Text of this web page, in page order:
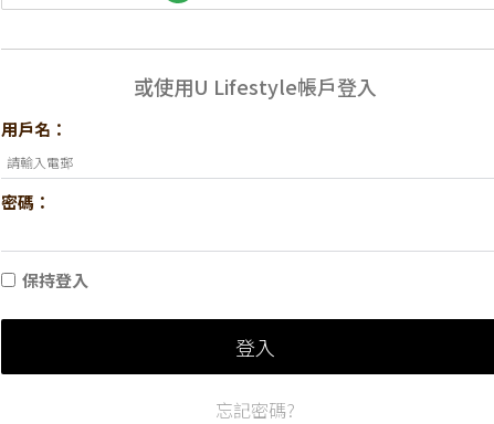
或使用U Lifestyle帳戶登入
用戶名：
密碼：
保持登入
登入
忘記密碼?